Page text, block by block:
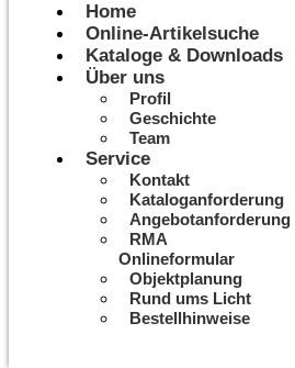
Home
Online-Artikelsuche
Kataloge & Downloads
Über uns
Profil
Geschichte
Team
Service
Kontakt
Kataloganforderung
Angebotanforderung
RMA
Onlineformular
Objektplanung
Rund ums Licht
Bestellhinweise